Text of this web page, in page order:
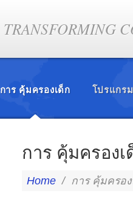
TRANSFORMING
การ คุ้มครองเด็ก โปรแกร
การ คุ้มครองเ
Home / การ คุ้มครอง